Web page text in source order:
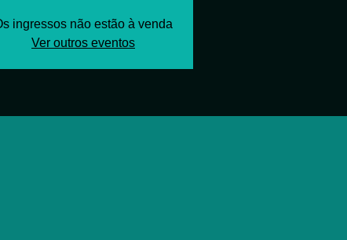
ingressos não estão à venda
Ver outros eventos